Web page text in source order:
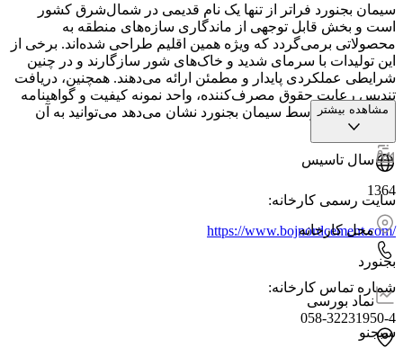
سیمان بجنورد فراتر از تنها یک نام قدیمی در شمال‌شرق کشور
است و بخش قابل ‌توجهی از ماندگاری سازه‌های منطقه به
محصولاتی برمی‌گردد که ویژه همین اقلیم طراحی شده‌اند. برخی از
این تولیدات با سرمای شدید و خاک‌های شور سازگارند و در چنین
شرایطی عملکردی پایدار و مطمئن ارائه می‌دهند. همچنین، دریافت
تندیس رعایت حقوق مصرف‌کننده، واحد نمونه کیفیت و گواهینامه
صنعت سبز، توسط سیمان بجنورد نشان می‌دهد می‌توانید به آن
اعتماد کنید.
سایت رسمی کارخانه:
https://www.bojnordcement.com/
شماره تماس کارخانه:
058-32231950-4
مشاهده بیشتر
سال تاسیس
1364
محل کارخانه
بجنورد
نماد بورسی
سبجنو